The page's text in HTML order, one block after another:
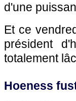
d'une
Et ce
président
totalement
Hoeness